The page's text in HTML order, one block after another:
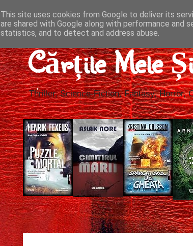
Cărțile Mele
Thriller, Science-Fiction, Fantasy, Horror,
This site uses cookies from Google to deliver its
are shared with Google along with performance and
statistics, and to detect and address abuse.